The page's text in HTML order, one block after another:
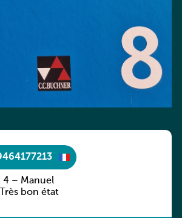
4 – Manuel
bon état